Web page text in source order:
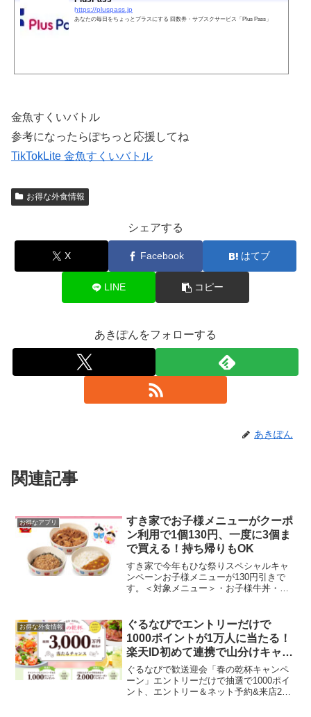
https://pluspass.jp
あなたの毎日をちょっとプラスにする 回数券・サブスクサービス「Plus Pass」
金魚すくいバトル
参考になったらぽちっと応援してね
TikTokLite 金魚すくいバトル
お得な外食情報
シェアする
X Facebook はてブ
LINE コピー
あきぽんをフォローする
あきぽん
関連記事
お得なアプリ
すき家でお子様メニューがクーポ
ン利用で1個130円、一度に3個ま
で買える！持ち帰りもOK
すき家で今年もひな祭りスペシャルキャ
ンペーンお子様メニューが130円引きで
す。＜対象メニュー＞・お子様牛丼・お
中何回でも利用できます。1回の会計に3
個まで。4個以上の対...
お得な外食情報
ぐるなびでエントリーだけで
1000ポイントが1万人に当たる！
楽天ID初めて連携で山分けキャン
ペーン
ぐるなびで歓送迎会「春の乾杯キャンペ
ーン」エントリーだけで抽選で1000ポイ
ント、エントリー＆ネット予約&来店2回